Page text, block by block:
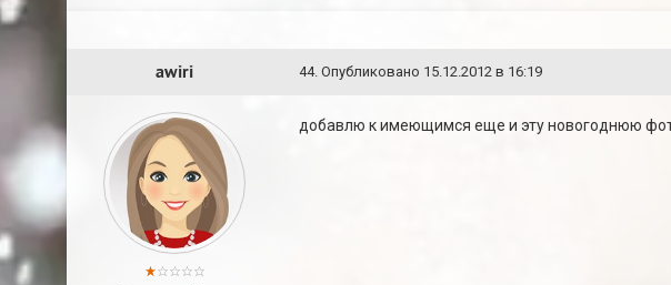
awiri 44. Опубликовано 15.12.2012 в 16:19
добавлю к имеющимся еще и эту новогоднюю